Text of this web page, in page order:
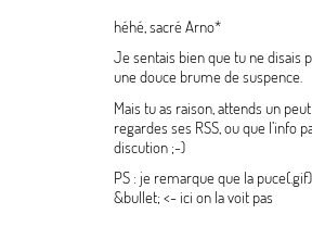
héhé, sacré Arno*
Je sentais bien que tu ne disais
une douce brume de suspence.
Mais tu as raison, attends un
regardes ses RSS, ou que l’info
discution ;-)
PS : je remarque que la
&bullet; <- ici on la voit pas